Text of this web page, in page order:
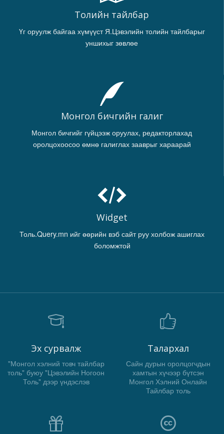
Толийн тайлбар
Үг оруулж байгаа хүмүүст Я.Цэвэлийн толийн тайлбарыг
уншихыг зөвлөе
Монгол бичгийн галиг
Монгол бичгийг гүйцээж оруулах, редакторлахад
оролцохоосоо өмнө галиглах зааврыг хараарай
Widget
Толь.Query.mn ийг өөрийн вэб сайт руу холбож ашиглах
боломжтой
Эх сурвалж
"Монгол хэлний товч тайлбар
толь" буюу "Цэвэлийн Ногоон
Толь" дээр үндэслэв
Талархал
Сайн дурын оролцогчдын
хамтын хүчээр бүтсэн
Монгол Хэлний Онлайн
Тайлбар толь